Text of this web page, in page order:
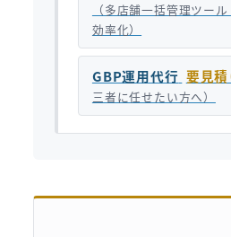
（多店舗一括管理ツー
効率化）
GBP運用代行 要見積
三者に任せたい方へ）